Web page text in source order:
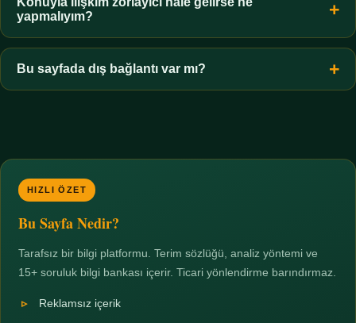
zorunluluktur.
yapmalıyım?
Zaman sınırı koyun, harcadığınız süreyi ölçün ve gerekirse
profesyonel destek alın. Türkiye'de ücretsiz danışma hatları
mevcuttur; yardım istemek güçlü bir adımdır.
Bu sayfada dış bağlantı var mı?
HIZLI ÖZET
Bu Sayfa Nedir?
Tarafsız bir bilgi platformu. Terim sözlüğü, analiz yöntemi ve
15+ soruluk bilgi bankası içerir. Ticari yönlendirme barındırmaz.
Reklamsız içerik